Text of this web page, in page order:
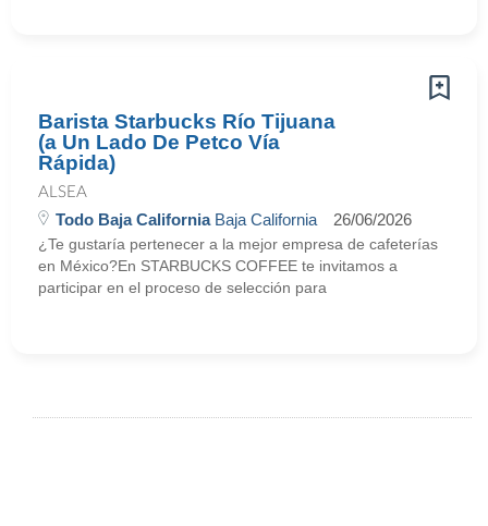
Barista Starbucks Río Tijuana
(a Un Lado De Petco Vía
Rápida)
ALSEA
Todo Baja CaliforniaBaja California 26/06/2026
¿Te gustaría pertenecer a la mejor empresa de cafeterías
en México?En STARBUCKS COFFEE te invitamos a
participar en el proceso de selección para